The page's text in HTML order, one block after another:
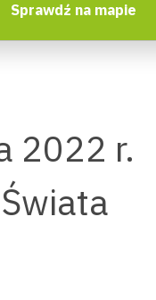
Sprawdź na mapie
2022 r.